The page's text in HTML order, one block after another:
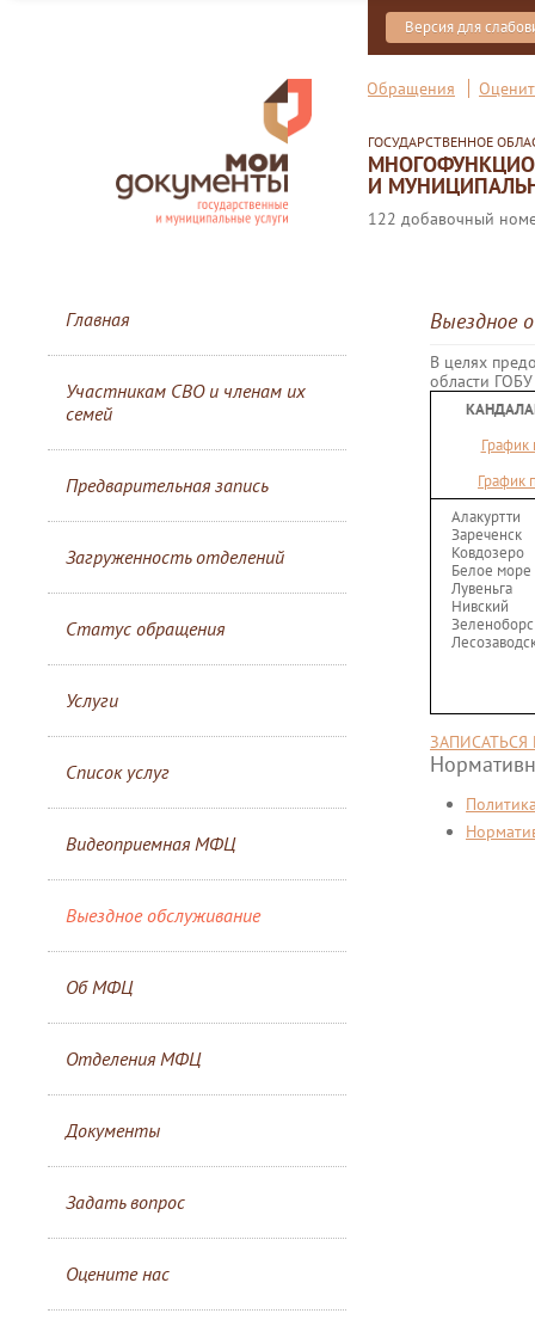
Версия для
Обращения
ГОСУДАРСТВЕННОЕ
И
122 добавочный
Главная
Участникам СВО и членам их
семей
Предварительная запись
Загруженность отделений
Статус обращения
Услуги
Список услуг
Видеоприемная МФЦ
Выездное обслуживание
Об МФЦ
Отделения МФЦ
Документы
Задать вопрос
Оцените нас
Выездное
В целях
области
График
График
Алакуртти
Зареченск
Ковдозеро
Белое море
Лувеньга
Нивский